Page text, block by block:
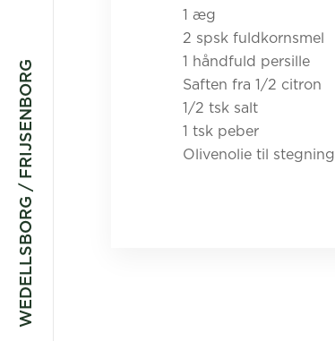
WEDELLSBORG / FRIJSENBORG
1 æg
2 spsk fuldkornsmel
1 håndfuld persille
Saften fra 1/2 citron
1/2 tsk salt
1 tsk peber
Olivenolie til stegning